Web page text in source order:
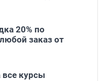
20% по
заказ от
все курсы